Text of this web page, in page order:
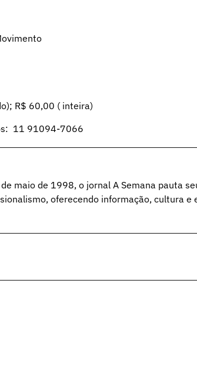
R$ 60,00 ( inteira)
11 91094-7066
maio de 1998, o jornal A Semana pauta
oferecendo informação, cultura